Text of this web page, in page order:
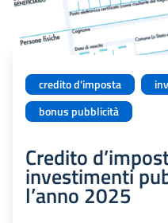
credito d'imposta
bonus pubblicità
Credito
investimenti
l’anno 2025